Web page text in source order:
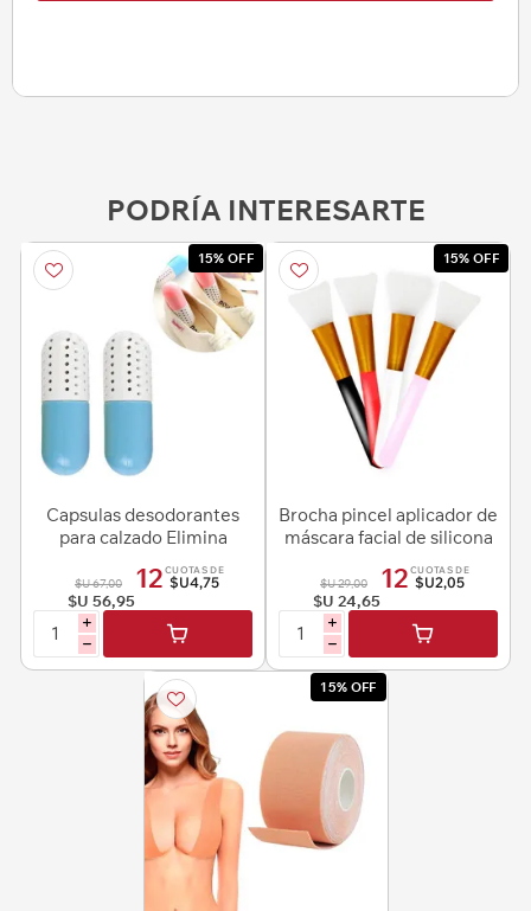
PODRÍA INTERESARTE
15% OFF
Capsulas desodorantes
para calzado Elimina
$U 67,00
$U 56,95
12 CUOTAS DE
$U4,75
i
h
15% OFF
Brocha pincel aplicador de
máscara facial de silicona
$U 29,00
$U 24,65
12 CUOTAS DE
$U2,05
i
h
15% OFF